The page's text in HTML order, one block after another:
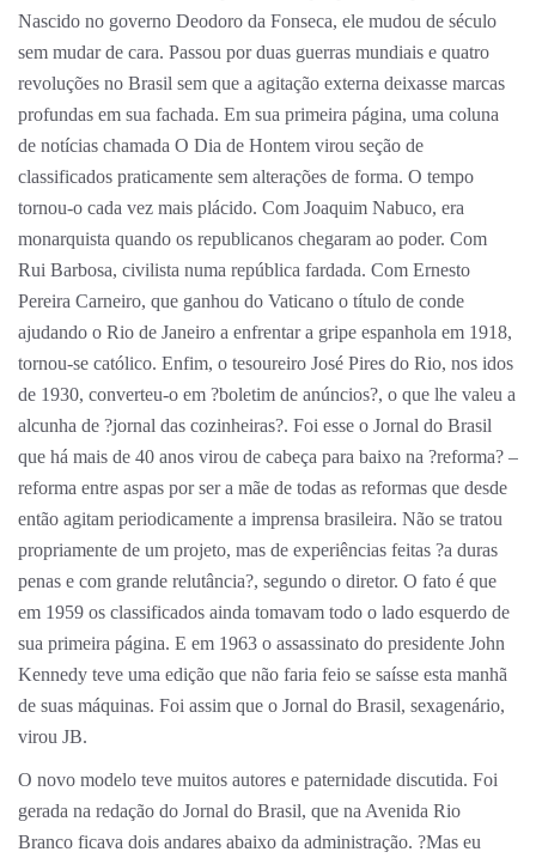
Nascido no governo Deodoro da Fonseca, ele mudou de século
sem mudar de cara. Passou por duas guerras mundiais e quatro
revoluções no Brasil sem que a agitação externa deixasse marcas
profundas em sua fachada. Em sua primeira página, uma coluna
de notícias chamada O Dia de Hontem virou seção de
classificados praticamente sem alterações de forma. O tempo
tornou-o cada vez mais plácido. Com Joaquim Nabuco, era
monarquista quando os republicanos chegaram ao poder. Com
Rui Barbosa, civilista numa república fardada. Com Ernesto
Pereira Carneiro, que ganhou do Vaticano o título de conde
ajudando o Rio de Janeiro a enfrentar a gripe espanhola em 1918,
tornou-se católico. Enfim, o tesoureiro José Pires do Rio, nos idos
de 1930, converteu-o em ?boletim de anúncios?, o que lhe valeu a
alcunha de ?jornal das cozinheiras?. Foi esse o Jornal do Brasil
que há mais de 40 anos virou de cabeça para baixo na ?reforma? –
reforma entre aspas por ser a mãe de todas as reformas que desde
então agitam periodicamente a imprensa brasileira. Não se tratou
propriamente de um projeto, mas de experiências feitas ?a duras
penas e com grande relutância?, segundo o diretor. O fato é que
em 1959 os classificados ainda tomavam todo o lado esquerdo de
sua primeira página. E em 1963 o assassinato do presidente John
Kennedy teve uma edição que não faria feio se saísse esta manhã
de suas máquinas. Foi assim que o Jornal do Brasil, sexagenário,
virou JB.
O novo modelo teve muitos autores e paternidade discutida. Foi
gerada na redação do Jornal do Brasil, que na Avenida Rio
Branco ficava dois andares abaixo da administração. ?Mas eu